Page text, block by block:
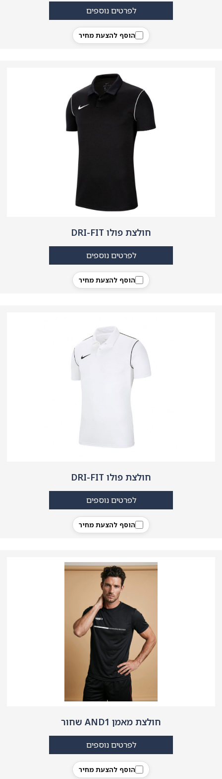
הוסף להצעת מחיר
לפרטים נוספים
חולצת פולו DRI-FIT
הוסף להצעת מחיר
לפרטים נוספים
חולצת פולו DRI-FIT
הוסף להצעת מחיר
לפרטים נוספים
חולצת מאמן AND1 שחור
הוסף להצעת מחיר
לפרטים נוספים